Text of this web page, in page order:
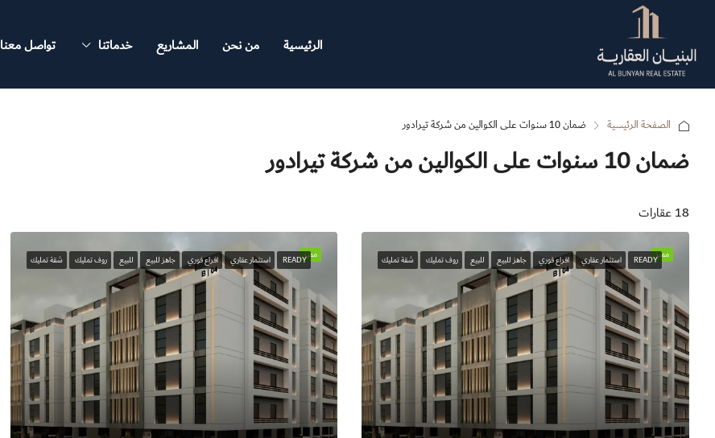
الرئيسية من نحن المشاريع خدماتنا تواصل معنا
الصفحة الرئيسية ضمان 10 سنوات على الكوالين من شركة تيرادور
ضمان 10 سنوات على الكوالين من شركة تيرادور
18 عقارات
مميزREADY استثمار عقاري افراع فوري جاهز للبيع للبيع روف تمليك شقة تمليك مميزREADY استثمار عقاري افراع فوري جاهز للبيع للبيع روف تمليك شقة تمليك